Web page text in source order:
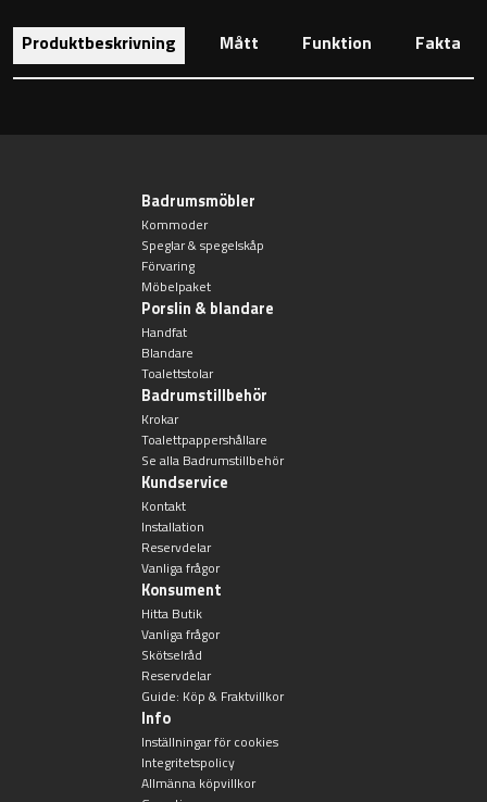
Förvaring
Högskåp
Förvaringsskåp
Heltäckande handfat
Fristående handfat
Underlimmat handfat
Handfat med piedestal
Tvättställsblandare
Bottenventiler
Atlanta
Projektsortiment
Skötselråd
Produktbeskrivning Mått Funktion Fakta
Badrumsmöbler
Kommoder
Speglar & spegelskåp
Förvaring
Möbelpaket
Porslin & blandare
Handfat
Blandare
Toalettstolar
Badrumstillbehör
Krokar
Toalettpappershållare
Se alla Badrumstillbehör
Kundservice
Kontakt
Installation
Reservdelar
Vanliga frågor
Konsument
Hitta Butik
Vanliga frågor
Skötselråd
Reservdelar
Guide: Köp & Fraktvillkor
Info
Inställningar för cookies
Integritetspolicy
Allmänna köpvillkor